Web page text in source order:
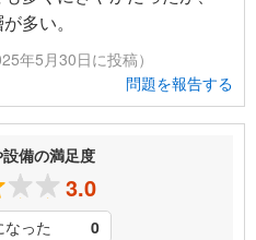
多い。
年5月30日に投稿）
問題を報告する
備の満足度
3.0
った 0